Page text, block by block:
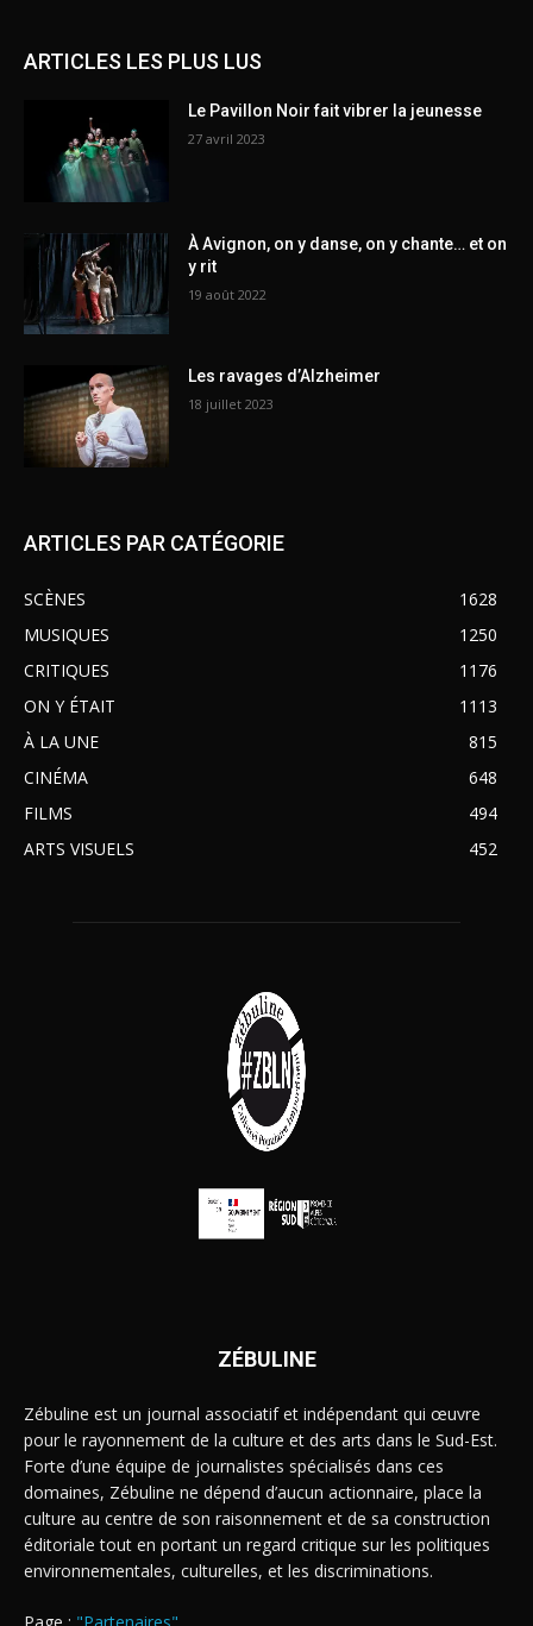
ARTICLES LES PLUS LUS
Le Pavillon Noir fait vibrer la jeunesse
27 avril 2023
À Avignon, on y danse, on y chante… et on
y rit
19 août 2022
Les ravages d’Alzheimer
18 juillet 2023
ARTICLES PAR CATÉGORIE
SCÈNES
1628
MUSIQUES
1250
CRITIQUES
1176
ON Y ÉTAIT
1113
À LA UNE
815
CINÉMA
648
FILMS
494
ARTS VISUELS
452
ZÉBULINE
Zébuline est un journal associatif et indépendant qui œuvre
pour le rayonnement de la culture et des arts dans le Sud-Est.
Forte d’une équipe de journalistes spécialisés dans ces
domaines, Zébuline ne dépend d’aucun actionnaire, place la
culture au centre de son raisonnement et de sa construction
éditoriale tout en portant un regard critique sur les politiques
environnementales, culturelles, et les discriminations.